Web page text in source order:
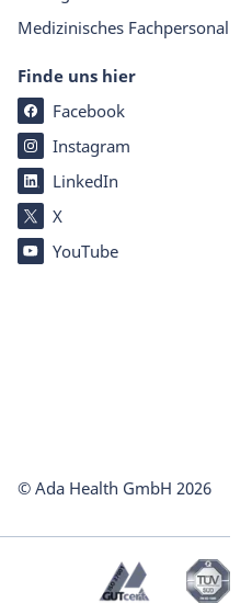
Medizinisches Fachpersonal
Finde uns hier
Facebook
Instagram
LinkedIn
X
YouTube
© Ada Health GmbH 2026